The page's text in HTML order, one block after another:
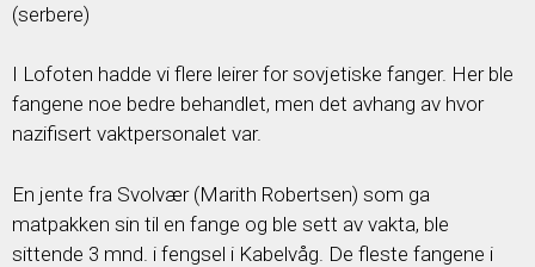
(serbere)
I Lofoten hadde vi flere leirer for sovjetiske fanger. Her ble
fangene noe bedre behandlet, men det avhang av hvor
nazifisert vaktpersonalet var.
En jente fra Svolvær (Marith Robertsen) som ga
matpakken sin til en fange og ble sett av vakta, ble
sittende 3 mnd. i fengsel i Kabelvåg. De fleste fangene i